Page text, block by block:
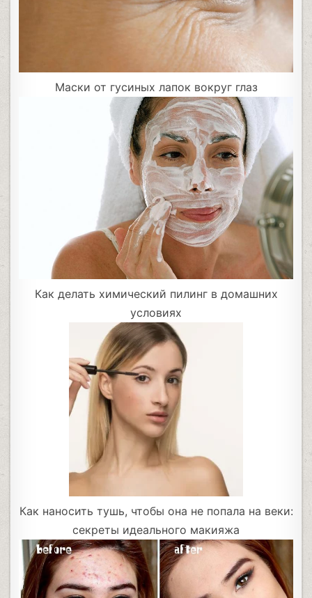
Маски от гусиных лапок вокруг глаз
Как делать химический пилинг в домашних
условиях
Как наносить тушь, чтобы она не попала на веки:
секреты идеального макияжа